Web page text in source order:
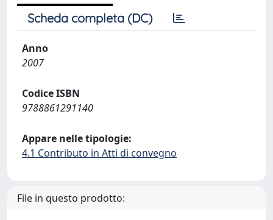
Scheda completa (DC)
Anno
2007
Codice ISBN
9788861291140
Appare nelle tipologie:
4.1 Contributo in Atti di convegno
File in questo prodotto: